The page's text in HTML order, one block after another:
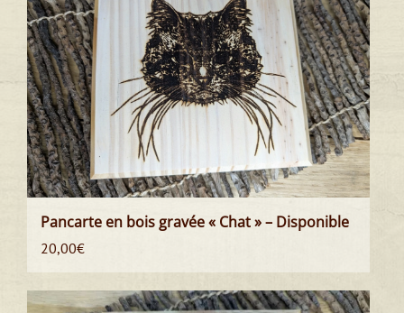
Pancarte en bois gravée « Chat » – Disponible
20,00€